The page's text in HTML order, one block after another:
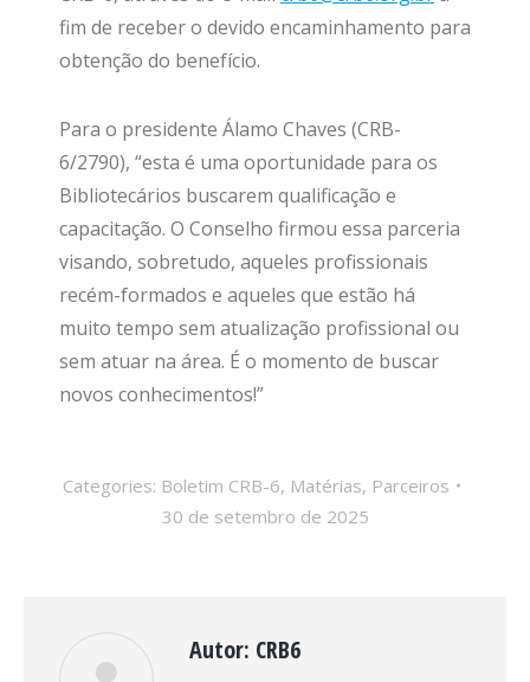
fim de receber o devido encaminhamento para
obtenção do benefício.
Para o presidente Álamo Chaves (CRB-
6/2790), “esta é uma oportunidade para os
Bibliotecários buscarem qualificação e
capacitação. O Conselho firmou essa parceria
visando, sobretudo, aqueles profissionais
recém-formados e aqueles que estão há
muito tempo sem atualização profissional ou
sem atuar na área. É o momento de buscar
novos conhecimentos!”
Categories: Boletim CRB-6, Matérias, Parceiros
30 de setembro de 2025
Autor: CRB6